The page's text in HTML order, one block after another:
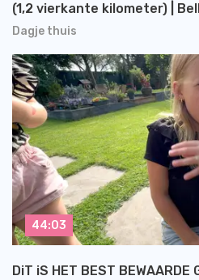
Dagje thuis
(1,2 vierkante kilometer) |
DiT iS HET BEST BEWAARDE
44:03